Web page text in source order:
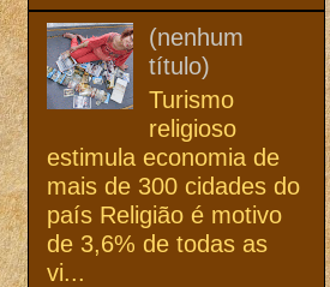
(nenhum
título)
Turismo
religioso
estimula economia de
mais de 300 cidades do
país Religião é motivo
de 3,6% de todas as
vi...